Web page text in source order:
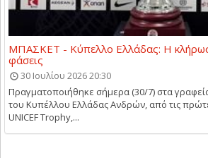
ΜΠΑΣΚΕΤ - Κύπελλο Ελλάδας: Η
φάσεις
30 Ιουλίου 2026 20:30
Πραγματοποιήθηκε σήμερα (30/7) στα
του Κυπέλλου Ελλάδας Ανδρών, από τις
UNICEF Trophy,...